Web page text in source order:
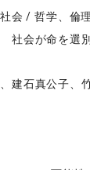
会 / 哲学、倫
社会が命を選
建石真公子、